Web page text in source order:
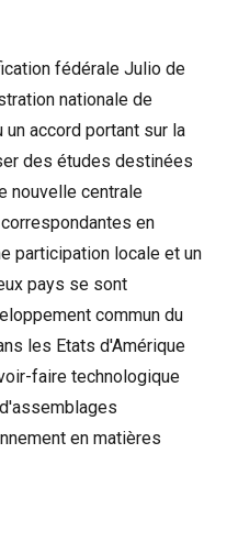
fédérale Julio de
nationale de
un accord portant sur la
des études destinées
nouvelle centrale
en
participation locale et un
pays se sont
commun du
les Etats d'Amérique
faire technologique
en matières